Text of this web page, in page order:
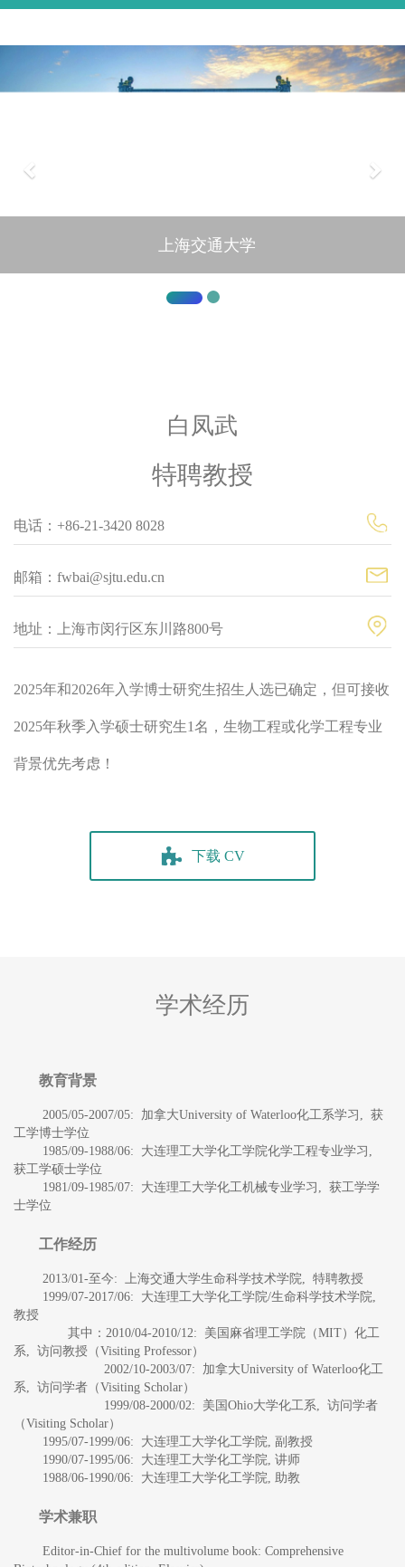
上海交通大学
白凤武
特聘教授
电话：+86-21-3420 8028
邮箱：fwbai@sjtu.edu.cn
地址：上海市闵行区东川路800号
2025年和2026年入学博士研究生招生人选已确定，但可接收
2025年秋季入学硕士研究生1名，生物工程或化学工程专业
背景优先考虑！
下载 CV
学术经历
教育背景
2005/05-2007/05: 加拿大University of Waterloo化工系学习, 获
工学博士学位
1985/09-1988/06: 大连理工大学化工学院化学工程专业学习,
获工学硕士学位
1981/09-1985/07: 大连理工大学化工机械专业学习, 获工学学
士学位
工作经历
2013/01-至今: 上海交通大学生命科学技术学院, 特聘教授
1999/07-2017/06: 大连理工大学化工学院/生命科学技术学院,
教授
其中：2010/04-2010/12: 美国麻省理工学院（MIT）化工
系, 访问教授（Visiting Professor）
2002/10-2003/07: 加拿大University of Waterloo化工
系, 访问学者（Visiting Scholar）
1999/08-2000/02: 美国Ohio大学化工系, 访问学者
（Visiting Scholar）
1995/07-1999/06: 大连理工大学化工学院, 副教授
1990/07-1995/06: 大连理工大学化工学院, 讲师
1988/06-1990/06: 大连理工大学化工学院, 助教
学术兼职
Editor-in-Chief for the multivolume book: Comprehensive